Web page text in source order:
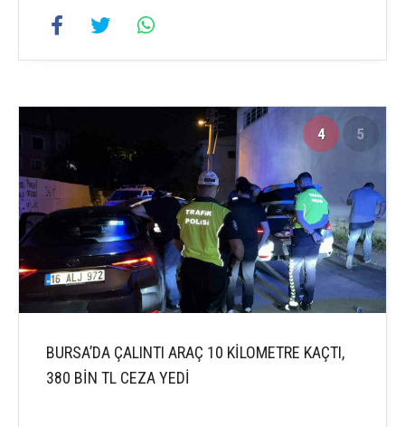
4 5
BURSA’DA ÇALINTI ARAÇ 10 KİLOMETRE KAÇTI,
380 BİN TL CEZA YEDİ